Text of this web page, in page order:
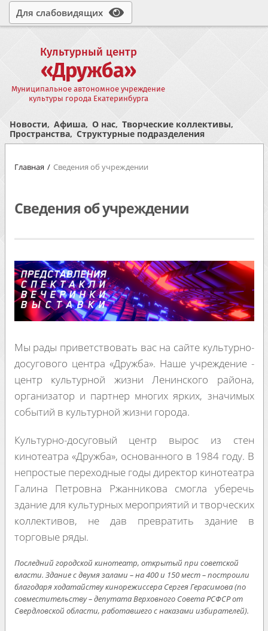
Для слабовидящих
Культурный центр
«Дружба»
Муниципальное автономное учреждение
культуры города Екатеринбурга
Новости Афиша О нас Творческие коллективы
Пространства Структурные подразделения
Главная Сведения об учреждении
Сведения об учреждении
Мы рады приветствовать вас на сайте культурно-
досугового центра «Дружба». Наше учреждение -
центр культурной жизни Ленинского района,
организатор и партнер многих ярких, значимых
событий в культурной жизни города.
Культурно-досуговый центр вырос из стен
кинотеатра «Дружба», основанного в 1984 году. В
непростые переходные годы директор кинотеатра
Галина Петровна Ржанникова смогла уберечь
здание для культурных мероприятий и творческих
коллективов, не дав превратить здание в
торговые ряды.
Последний городской кинотеатр, открытый при советской
власти. Здание с двумя залами – на 400 и 150 мест – построили
благодаря ходатайству кинорежиссера Сергея Герасимова (по
совместительству – депутата Верховного Совета РСФСР от
Свердловской области, работавшего с наказами избирателей).